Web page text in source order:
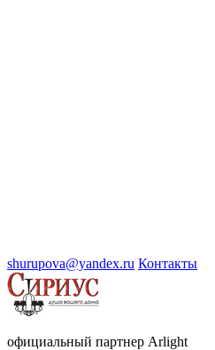
shurupova@yandex.ru Контакты
официальный партнер Arlight